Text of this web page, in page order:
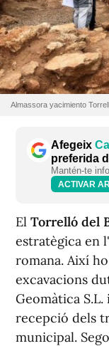
Almassora yacimiento
Afegeix
preferida
Mantén-te
ACTIVAR
El Torrelló del
estratègica en
romana. Així
excavacions
Geomàtica
recepció dels
municipal.